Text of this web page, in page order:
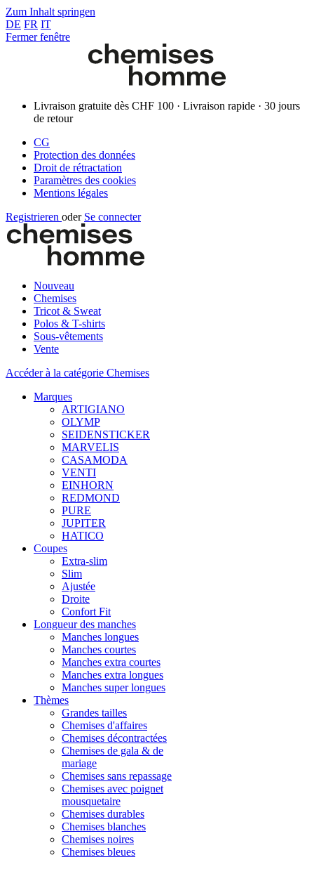
Zum Inhalt springen
DE FR IT
Fermer fenêtre
Livraison gratuite dès CHF 100 · Livraison rapide · 30 jours
de retour
CG
Protection des données
Droit de rétractation
Paramètres des cookies
Mentions légales
Registrieren oder Se connecter
Nouveau
Chemises
Tricot & Sweat
Polos & T-shirts
Sous-vêtements
Vente
Accéder à la catégorie Chemises
Marques
ARTIGIANO
OLYMP
SEIDENSTICKER
MARVELIS
CASAMODA
VENTI
EINHORN
REDMOND
PURE
JUPITER
HATICO
Coupes
Extra-slim
Slim
Ajustée
Droite
Confort Fit
Longueur des manches
Manches longues
Manches courtes
Manches extra courtes
Manches extra longues
Manches super longues
Thèmes
Grandes tailles
Chemises d'affaires
Chemises décontractées
Chemises de gala & de
mariage
Chemises sans repassage
Chemises avec poignet
mousquetaire
Chemises durables
Chemises blanches
Chemises noires
Chemises bleues